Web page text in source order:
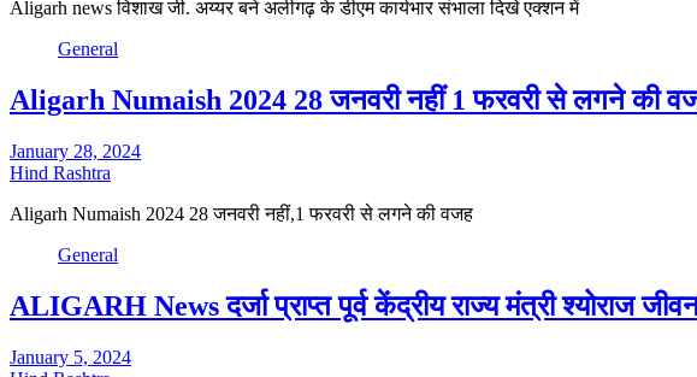
Aligarh news विशाख जी. अय्यर बने अलीगढ़ के डीएम कार्यभार संभाला दिखे एक्शन में
General
Aligarh Numaish 2024 28 जनवरी नहीं 1 फरवरी से लगने की
January 28, 2024
Hind Rashtra
Aligarh Numaish 2024 28 जनवरी नहीं,1 फरवरी से लगने की वजह
General
ALIGARH News दर्जा प्राप्त पूर्व केंद्रीय राज्य मंत्री श्योराज
January 5, 2024